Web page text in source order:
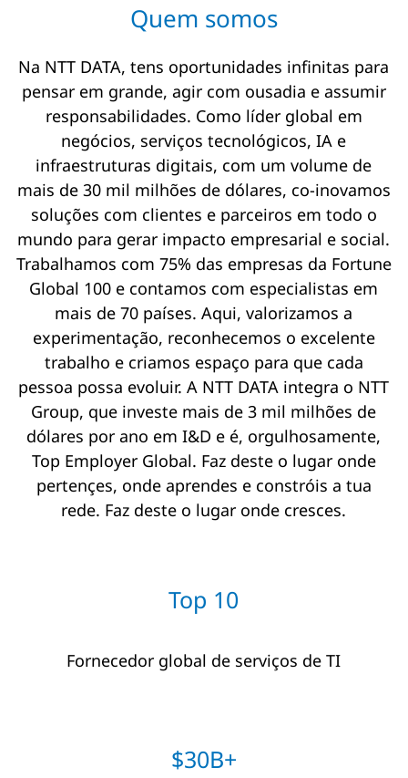
Quem somos
Na NTT DATA, tens oportunidades infinitas para
pensar em grande, agir com ousadia e assumir
responsabilidades. Como líder global em
negócios, serviços tecnológicos, IA e
infraestruturas digitais, com um volume de
mais de 30 mil milhões de dólares, co-inovamos
soluções com clientes e parceiros em todo o
mundo para gerar impacto empresarial e social.
Trabalhamos com 75% das empresas da Fortune
Global 100 e contamos com especialistas em
mais de 70 países. Aqui, valorizamos a
experimentação, reconhecemos o excelente
trabalho e criamos espaço para que cada
pessoa possa evoluir. A NTT DATA integra o NTT
Group, que investe mais de 3 mil milhões de
dólares por ano em I&D e é, orgulhosamente,
Top Employer Global. Faz deste o lugar onde
pertençes, onde aprendes e constróis a tua
rede. Faz deste o lugar onde cresces.
Top 10
Fornecedor global de serviços de TI
$30B+